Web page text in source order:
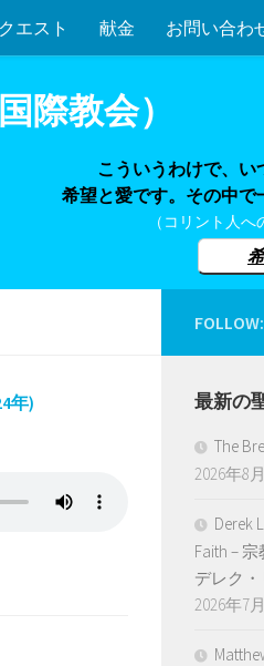
エスト 献金 お問い合わ
際教会）
こういうわけで、い
希望と愛です。その中で
（コリント人へ
年)
FOLLOW:
最新の
The
2026年8
Derek
Faith –
デレク
2026年7